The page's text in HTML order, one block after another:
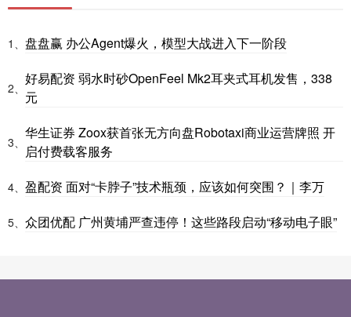
1、 盘盘赢 办公Agent爆火，模型大战进入下一阶段
2、
好易配资 弱水时砂OpenFeel Mk2耳夹式耳机发售，338
元
3、
华生证券 Zoox获首张无方向盘Robotaxi商业运营牌照 开
启付费载客服务
4、 盈配资 面对“卡脖子”技术瓶颈，应该如何突围？｜李万
5、 众团优配 广州黄埔严查违停！这些路段启动“移动电子眼”